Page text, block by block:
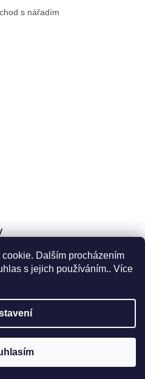
Dalším procházením
s jejich používáním.. Více
e-mail ze starého e-
funkci "zapomenuté
s nářadím
Shoptet
. Všechna práva vyhrazena.